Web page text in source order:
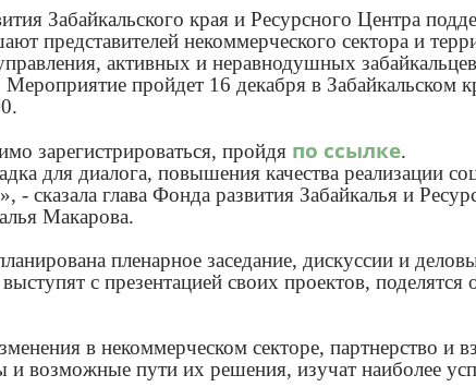
Забайкальского края и Ресурсного Центра
представителей некоммерческого сектора и
активных и неравнодушных
пройдет 16 декабря в Забайкальском
зарегистрироваться, пройдя по ссылке.
для диалога, повышения качества реализации
- сказала глава Фонда развития Забайкалья и
Макарова.
пленарное заседание, дискуссии и
с презентацией своих проектов,
в некоммерческом секторе, партнерство и
и возможные пути их решения, изучат наиболее